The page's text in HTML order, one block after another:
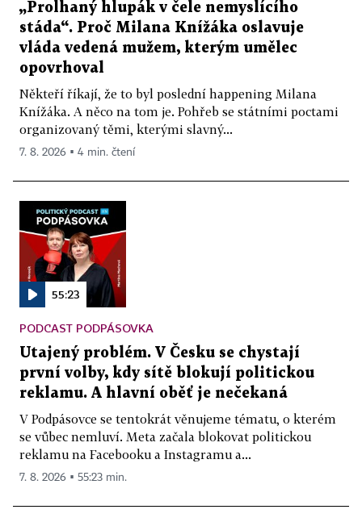
„Prolhaný hlupák v čele nemyslícího
stáda“. Proč Milana Knížáka oslavuje
vláda vedená mužem, kterým umělec
opovrhoval
Někteří říkají, že to byl poslední happening Milana
Knížáka. A něco na tom je. Pohřeb se státními poctami
organizovaný těmi, kterými slavný...
7. 8. 2026 ▪ 4 min. čtení
55:23
PODCAST PODPÁSOVKA
Utajený problém. V Česku se chystají
první volby, kdy sítě blokují politickou
reklamu. A hlavní oběť je nečekaná
V Podpásovce se tentokrát věnujeme tématu, o kterém
se vůbec nemluví. Meta začala blokovat politickou
reklamu na Facebooku a Instagramu a...
7. 8. 2026 ▪ 55:23 min.